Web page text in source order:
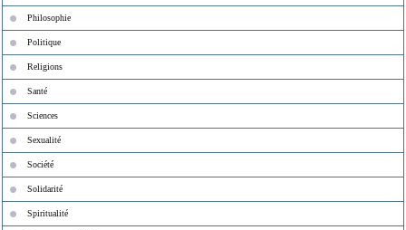
Philosophie
Politique
Religions
Santé
Sciences
Sexualité
Société
Solidarité
Spiritualité